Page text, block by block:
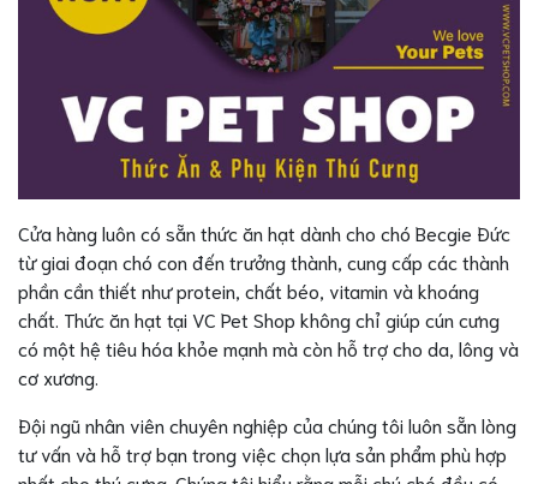
Cửa hàng luôn có sẵn thức ăn hạt dành cho chó Becgie Đức
từ giai đoạn chó con đến trưởng thành, cung cấp các thành
phần cần thiết như protein, chất béo, vitamin và khoáng
chất. Thức ăn hạt tại VC Pet Shop không chỉ giúp cún cưng
có một hệ tiêu hóa khỏe mạnh mà còn hỗ trợ cho da, lông và
cơ xương.
Đội ngũ nhân viên chuyên nghiệp của chúng tôi luôn sẵn lòng
tư vấn và hỗ trợ bạn trong việc chọn lựa sản phẩm phù hợp